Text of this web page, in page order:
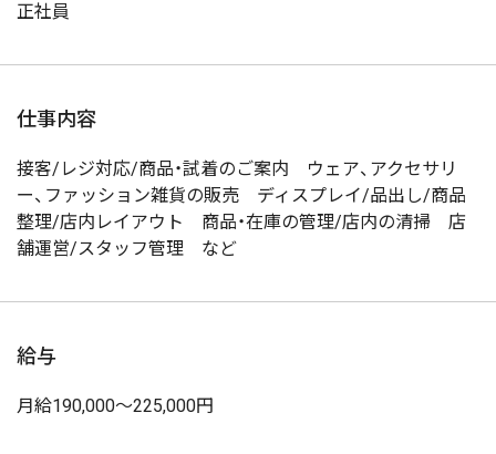
正社員
仕事内容
接客/レジ対応/商品・試着のご案内 ウェア、アクセサリ
ー、ファッション雑貨の販売 ディスプレイ/品出し/商品
整理/店内レイアウト 商品・在庫の管理/店内の清掃 店
舗運営/スタッフ管理 など
給与
月給190,000〜225,000円